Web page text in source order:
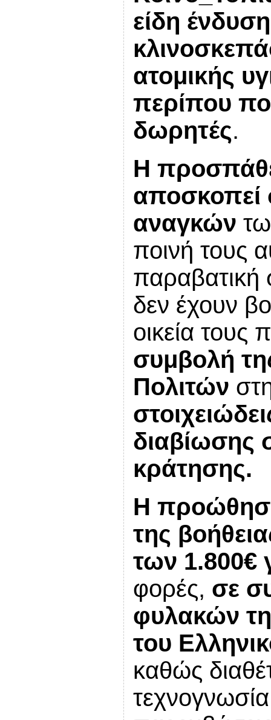
είδη
ατομικής
περίπου
δωρητές.
Η
αποσκοπεί
αναγκών
ποινή τους
παραβατική
δεν έχουν
οικεία
συμβολή
Πολιτών
διαβίωσης
κράτησης.
Η
της
των 1.800€
φορές, σε
φυλακών
του
καθώς